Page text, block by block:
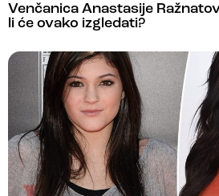
Venčanica Anastasije
li će ovako izgledati?